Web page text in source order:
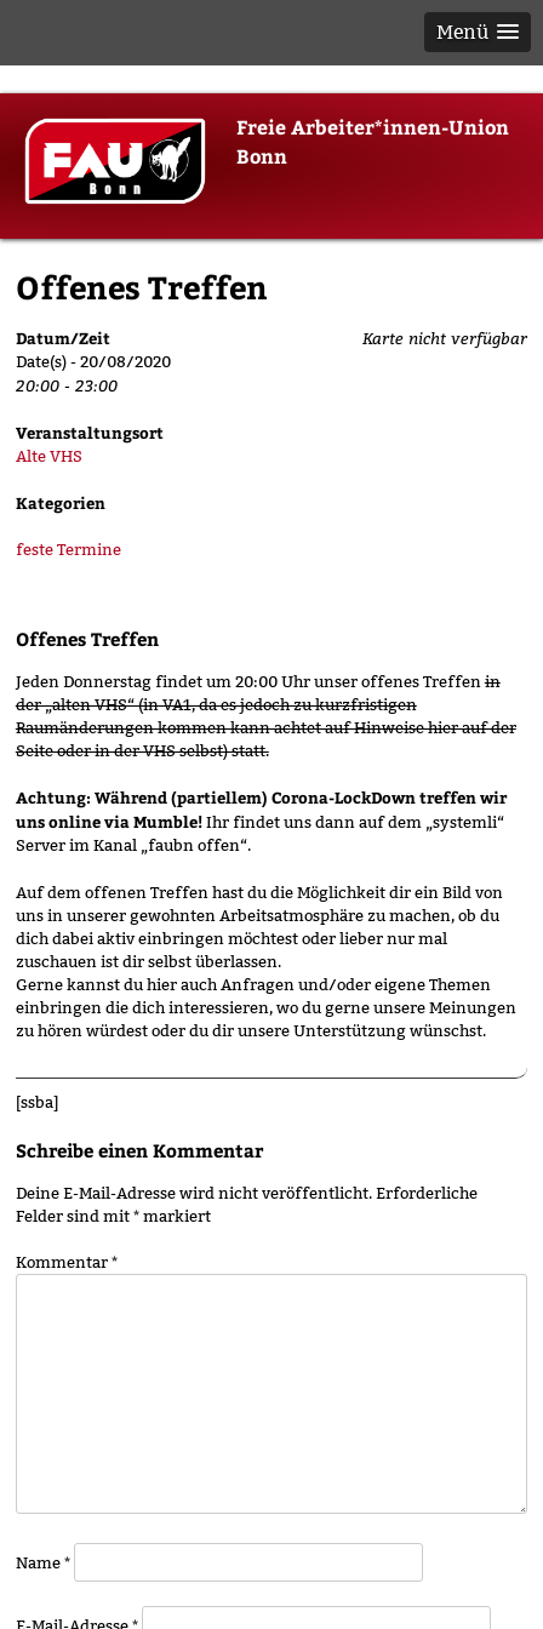
Menü
content
Freie Arbeiter*innen-Union
Bonn
Offenes Treffen
Karte nicht verfügbar
Datum/Zeit
Date(s) - 20/08/2020
20:00 - 23:00
Veranstaltungsort
Alte VHS
Kategorien
feste Termine
Offenes Treffen
Jeden Donnerstag findet um 20:00 Uhr unser offenes Treffenin
der „alten VHS“ (in VA1, da es jedoch zu kurzfristigen
Raumänderungen kommen kann achtet auf Hinweise hier auf der
Seite oder in der VHS selbst) statt.
Achtung: Während (partiellem) Corona-LockDown treffen wir
uns online via Mumble!Ihr findet uns dann auf dem „systemli“
Server im Kanal „faubn offen“.
Auf dem offenen Treffen hast du die Möglichkeit dir ein Bild von
uns in unserer gewohnten Arbeitsatmosphäre zu machen, ob du
dich dabei aktiv einbringen möchtest oder lieber nur mal
zuschauen ist dir selbst überlassen.
Gerne kannst du hier auch Anfragen und/oder eigene Themen
einbringen die dich interessieren, wo du gerne unsere Meinungen
zu hören würdest oder du dir unsere Unterstützung wünschst.
[ssba]
Schreibe einen Kommentar
Deine E-Mail-Adresse wird nicht veröffentlicht. Erforderliche
Felder sind mit*markiert
Kommentar*
Name*
E-Mail-Adresse*